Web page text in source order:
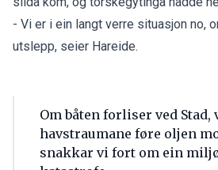
- Vi er i ein langt verre situasjon no,
utslepp, seier Hareide.
Om båten forliser ved Stad,
havstraumane føre oljen
snakkar vi fort om ein